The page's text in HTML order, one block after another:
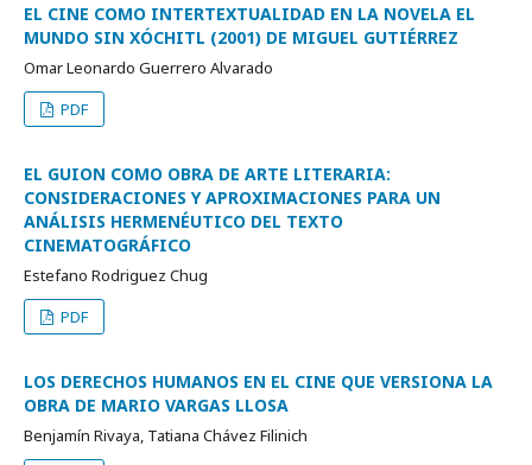
EL CINE COMO INTERTEXTUALIDAD EN LA NOVELA EL
MUNDO SIN XÓCHITL (2001) DE MIGUEL GUTIÉRREZ
Omar Leonardo Guerrero Alvarado
PDF
EL GUION COMO OBRA DE ARTE LITERARIA:
CONSIDERACIONES Y APROXIMACIONES PARA UN
ANÁLISIS HERMENÉUTICO DEL TEXTO
CINEMATOGRÁFICO
Estefano Rodriguez Chug
PDF
LOS DERECHOS HUMANOS EN EL CINE QUE VERSIONA LA
OBRA DE MARIO VARGAS LLOSA
Benjamín Rivaya, Tatiana Chávez Filinich